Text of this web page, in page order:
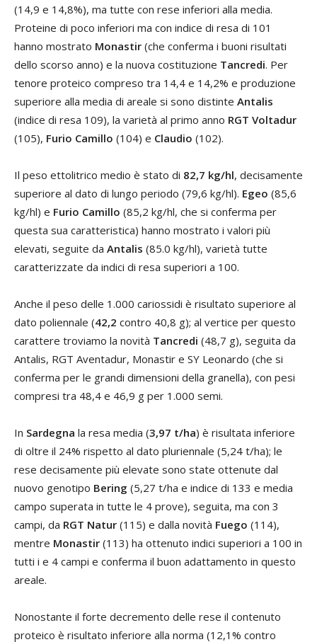
(14,9 e 14,8%), ma tutte con rese inferiori alla media.
Proteine di poco inferiori ma con indice di resa di 101
hanno mostrato Monastir (che conferma i buoni risultati
dello scorso anno) e la nuova costituzione Tancredi. Per
tenore proteico compreso tra 14,4 e 14,2% e produzione
superiore alla media di areale si sono distinte Antalis
(indice di resa 109), la varietà al primo anno RGT Voltadur
(105), Furio Camillo (104) e Claudio (102).
Il peso ettolitrico medio è stato di 82,7 kg/hl, decisamente
superiore al dato di lungo periodo (79,6 kg/hl). Egeo (85,6
kg/hl) e Furio Camillo (85,2 kg/hl, che si conferma per
questa sua caratteristica) hanno mostrato i valori più
elevati, seguite da Antalis (85.0 kg/hl), varietà tutte
caratterizzate da indici di resa superiori a 100.
Anche il peso delle 1.000 cariossidi è risultato superiore al
dato poliennale (42,2 contro 40,8 g); al vertice per questo
carattere troviamo la novità Tancredi (48,7 g), seguita da
Antalis, RGT Aventadur, Monastir e SY Leonardo (che si
conferma per le grandi dimensioni della granella), con pesi
compresi tra 48,4 e 46,9 g per 1.000 semi.
In Sardegna la resa media (3,97 t/ha) è risultata inferiore
di oltre il 24% rispetto al dato pluriennale (5,24 t/ha); le
rese decisamente più elevate sono state ottenute dal
nuovo genotipo Bering (5,27 t/ha e indice di 133 e media
campo superata in tutte le 4 prove), seguita, ma con 3
campi, da RGT Natur (115) e dalla novità Fuego (114),
mentre Monastir (113) ha ottenuto indici superiori a 100 in
tutti i e 4 campi e conferma il buon adattamento in questo
areale.
Nonostante il forte decremento delle rese il contenuto
proteico è risultato inferiore alla norma (12,1% contro